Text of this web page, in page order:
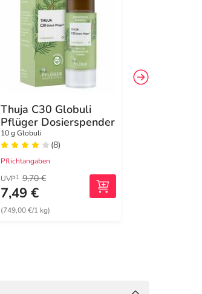
Thuja C30 Globuli
Pflüger Dosierspender
10 g Globuli
(8)
Pflichtangaben
UVP1 9,70 €
7,49 €
(749,00 €/1 kg)